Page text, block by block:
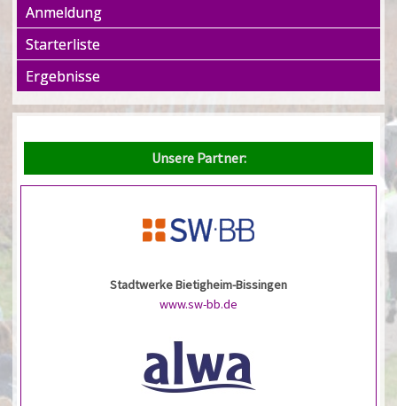
Anmeldung
Starterliste
Ergebnisse
Unsere Partner:
Stadtwerke Bietigheim-Bissingen
www.sw-bb.de